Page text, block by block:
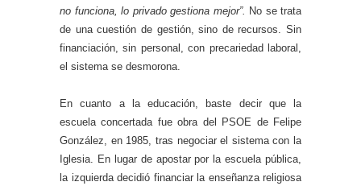
no funciona, lo privado gestiona mejor”. No se trata
de una cuestión de gestión, sino de recursos. Sin
financiación, sin personal, con precariedad laboral,
el sistema se desmorona.
En cuanto a la educación, baste decir que la
escuela concertada fue obra del PSOE de Felipe
González, en 1985, tras negociar el sistema con la
Iglesia. En lugar de apostar por la escuela pública,
la izquierda decidió financiar la enseñanza religiosa